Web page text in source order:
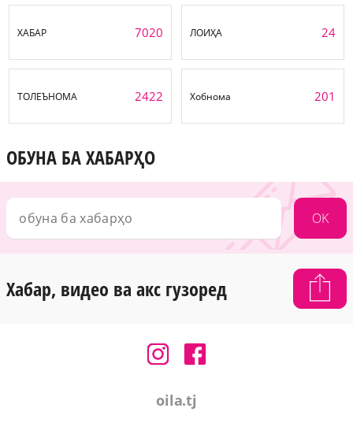
ХАБАР 7020 ЛОИҲА 24
ТОЛЕЪНОМА 2422 Хобнома 201
ОБУНА БА ХАБАРҲО
OK
Хабар, видео ва акс гузоред
oila.tj